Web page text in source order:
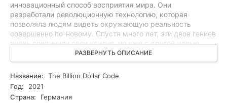
инновационный способ восприятия мира. Они
разработали революционную технологию, которая
позволяла людям видеть окружающую реальность
совершенно по-новому. Спустя много лет, эти двое гениев
вновь соединили свои усилия, но уже с другой целью.
Возникла необходимость судиться с мировым гигантом
Google, который нарушил их патентные права. Они
приняли вызов и решили защитить свое интеллектуальное
противника.
РАЗВЕРНУТЬ ОПИСАНИЕ
Название:
The Billion Dollar Code
Год:
2021
Страна:
Германия